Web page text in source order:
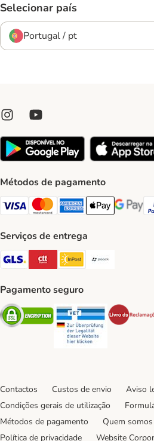
Selecionar país
Portugal / pt
Métodos de pagamento
Visa Payment Method
Mastercard Payment Method
American Express
Apple PayGoogle
Serviços de entrega
GLS Shipping Method
CTTExpress Shipping
InPost Shipping
Pagamento seguro
Security Security
Contactos Custos de envio
Aviso
Condições gerais de utilização
Métodos de pagamento
Quem somos
Política de privacidade
Website